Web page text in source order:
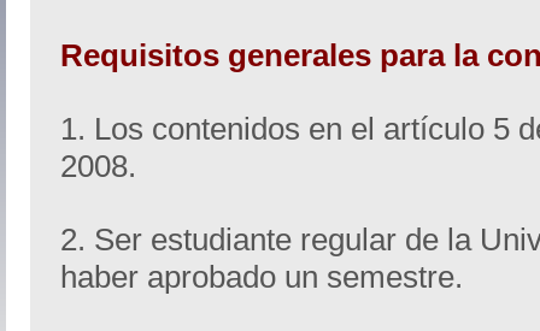
Requisitos generales para la
1. Los contenidos en el artículo 5
2008.
2. Ser estudiante regular de la
haber aprobado un semestre.